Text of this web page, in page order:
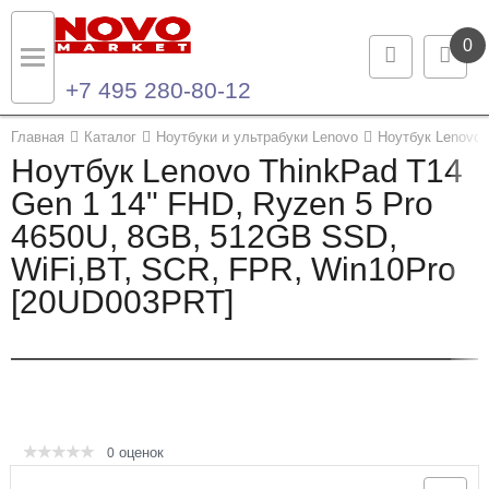
0
+7 495 280-80-12
Главная Каталог Ноутбуки и ультрабуки Lenovo Ноутбук
Ноутбук Lenovo ThinkPad T14
Gen 1 14" FHD, Ryzen 5 Pro
4650U, 8GB, 512GB SSD,
WiFi,BT, SCR, FPR, Win10Pro
[20UD003PRT]
0 оценок
Назад
Каталог продукции
Ноутбуки и ультрабуки
Компьютеры
Назад
Контакты
Контактная информация